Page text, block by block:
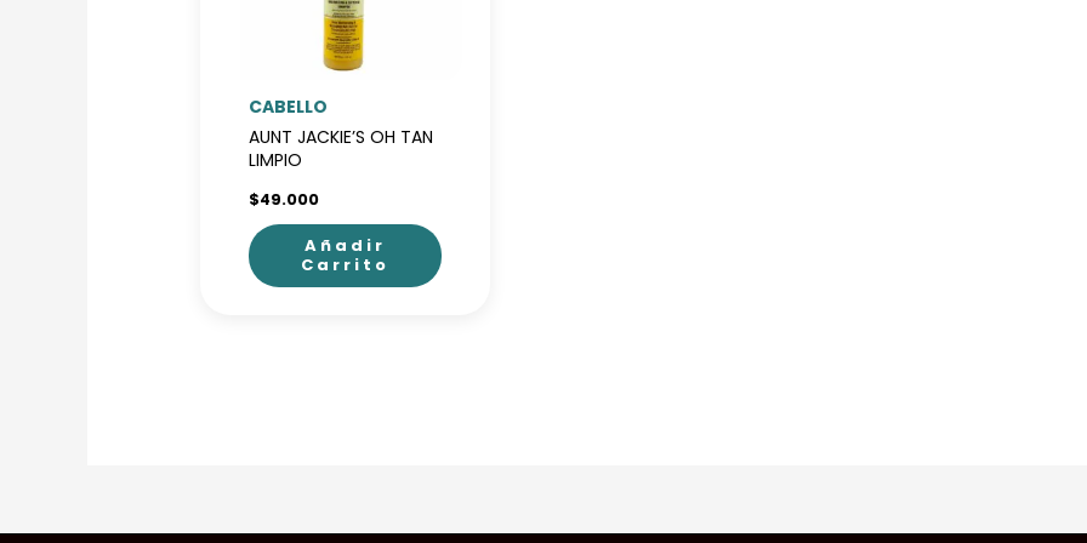
CABELLO
AUNT JACKIE’S OH TAN
LIMPIO
$49.000
Añadir
Carrito